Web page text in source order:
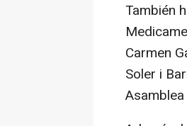
También
Carmen
Soler i